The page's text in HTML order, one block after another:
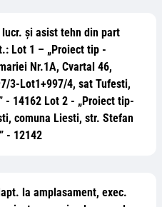
și asist tehn din part
Lot 1 – „Proiect tip -
Nr.1A, Cvartal 46,
3-Lot1+997/4, sat Tufesti,
- 14162 Lot 2 - „Proiect tip-
comuna Liesti, str. Stefan
- 12142
la amplasament, exec.